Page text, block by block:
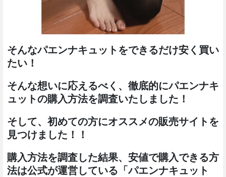
そんなパエンナキュットをできるだけ安く買い
たい！
そんな想いに応えるべく、徹底的にパエンナキ
ュットの購入方法を調査いたしました！
そして、初めての方にオススメの販売サイトを
見つけました！！
購入方法を調査した結果、安値で購入できる方
法は公式が運営している「パエンナキュット